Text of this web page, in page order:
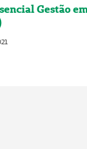
Gestão